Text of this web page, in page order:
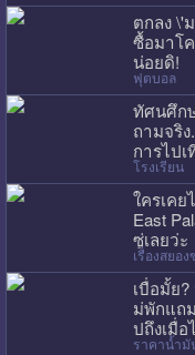
ตกลง \'
ซื้อมาโ
น่อยดิ!
ฟุตบอล
ทัศนศึก
ถามจริง
การไป
โรงเรียน
ใครเค
East
ซู่เลยว่ะ
เรื่องสยอ
เบื่อมั้ย
ม่พักแถ
ปถึงเมื่อ
ราคาน้ำมั